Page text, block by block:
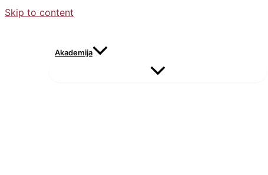
Skip to content
Akademija